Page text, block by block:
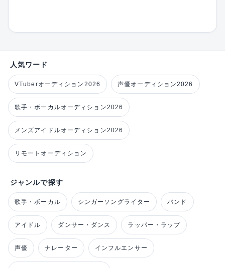
人気ワード
VTuberオーディション2026 声優オーディション2026
歌手・ボーカルオーディション2026
メンズアイドルオーディション2026
リモートオーディション
ジャンルで探す
歌手・ボーカル シンガーソングライター バンド
アイドル ダンサー・ダンス ラッパー・ラップ
声優 ナレーター インフルエンサー